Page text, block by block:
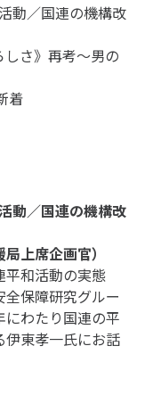
動／国連の機構改
さ》再考～男の
着
動／国連の機構改
上席企画官）
平和活動の実態
保障研究グルー
わたり国連の平
伊東孝一氏にお話